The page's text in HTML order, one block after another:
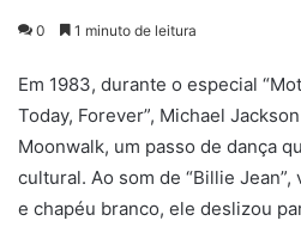
0 1 minuto de leitura
Em 1983, durante o especial
Today, Forever”, Michael
Moonwalk, um passo de dança
cultural. Ao som de “Billie
e chapéu branco, ele deslizou